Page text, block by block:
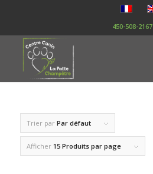
450-508-2167
Trier par Par défaut
Afficher 15 Produits par page